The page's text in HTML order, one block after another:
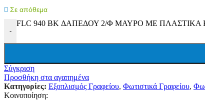
Μπαλαντέζες Συνεργείου
Ντουί
Πολύπριζα Με Καλώδιο
Πρίζες Τηλεχειριζόμενες
Μπαλαντέζες
Σε απόθεμα
-
FLC 940 BK ΔΑΠΕΔΟΥ 2/Φ ΜΑΥΡΟ ΜΕ ΠΛΑΣΤΙΚΑ
Σύγκριση
Προσθήκη στα αγαπημένα
Κατηγορίες: Εξοπλισμός Γραφείου, Φωτιστικά Γραφείου,
Κοινοποίηση: